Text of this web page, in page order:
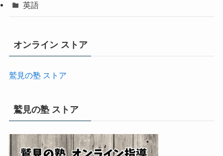
英語
オンライン ストア
鷲見の塾 ストア
鷲見の塾 ストア